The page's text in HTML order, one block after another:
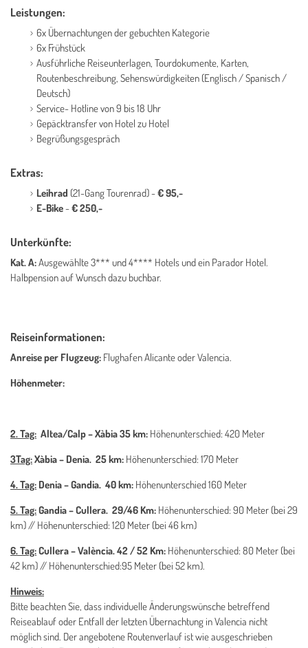
Leistungen:
6x Übernachtungen der gebuchten Kategorie
6x Frühstück
Ausführliche Reiseunterlagen, Tourdokumente, Karten,
Routenbeschreibung, Sehenswürdigkeiten (Englisch / Spanisch /
Deutsch)
Service- Hotline von 9 bis 18 Uhr
Gepäcktransfer von Hotel zu Hotel
Begrüßungsgespräch
Extras:
Leihrad (21-Gang Tourenrad) -€ 95,-
E-Bike-€ 250,-
Unterkünfte:
Kat. A:Ausgewählte 3*** und 4**** Hotels und ein Parador Hotel.
Halbpension auf Wunsch dazu buchbar.
Reiseinformationen:
Anreise per Flugzeug: Flughafen Alicante oder Valencia.
Höhenmeter:
2. Tag: Altea/Calp – Xàbia 35 km: Höhenunterschied: 420 Meter
3Tag:Xàbia – Denia. 25 km: Höhenunterschied: 170 Meter
4. Tag: Denia – Gandia. 40 km: Höhenunterschied160 Meter
5. Tag:Gandia – Cullera. 29/46 Km: Höhenunterschied: 90 Meter (bei 29
km) // Höhenunterschied: 120 Meter (bei 46 km)
6. Tag:Cullera – València. 42 / 52 Km: Höhenunterschied: 80 Meter (bei
42 km) // Höhenunterschied:95 Meter (bei 52 km).
Hinweis:
Bitte beachten Sie, dass individuelle Änderungswünsche betreffend
Reiseablauf oder Entfall der letzten Übernachtung in Valencia nicht
möglich sind. Der angebotene Routenverlauf ist wie ausgeschrieben